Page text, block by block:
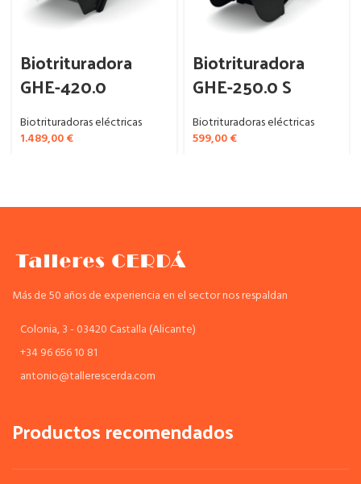
Biotrituradora
GHE-420.0
Biotrituradoras eléctricas
1.489,00€
Biotrituradora
GHE-250.0 S
Biotrituradoras eléctricas
599,00€
Más de 50 años de experiencia en el sector nos respaldan
Colonia, 3 - 03420 Castalla (Alicante)
+34 96 656 10 81
antonio@tallerescerda.com
Productos recomendados